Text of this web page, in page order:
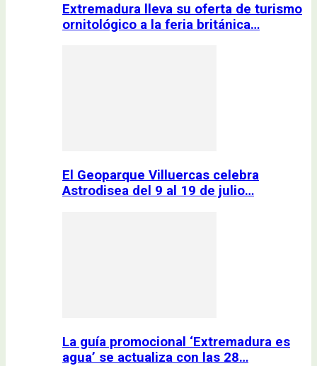
Extremadura lleva su oferta de turismo
ornitológico a la feria británica…
El Geoparque Villuercas celebra
Astrodisea del 9 al 19 de julio…
La guía promocional ‘Extremadura es
agua’ se actualiza con las 28…